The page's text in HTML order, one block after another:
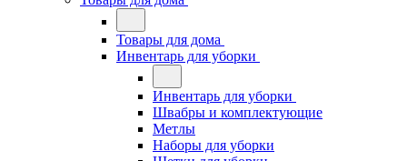
Товары для дома
Инвентарь для уборки
Инвентарь для уборки
Швабры и комплектующие
Метлы
Наборы для уборки